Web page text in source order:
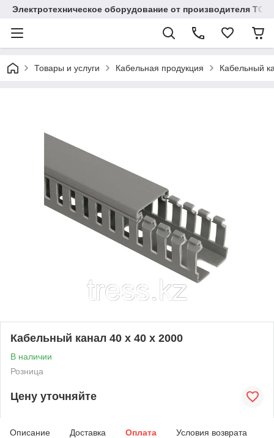
Электротехническое оборудование от производителя TOO
Товары и услуги Кабельная продукция Кабельный
Кабельный канал 40 х 40 х 2000
В наличии
Розница
Цену уточняйте
Описание Доставка Оплата Условия возврата